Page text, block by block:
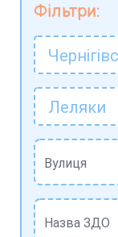
Фільтри:
Леляки
Вулиця
Назва ЗДО